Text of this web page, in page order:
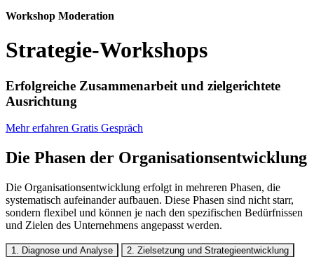
Workshop Moderation
Strategie-Workshops
Erfolgreiche Zusammenarbeit und zielgerichtete
Ausrichtung
Mehr erfahren Gratis Gespräch
Die Phasen der Organisations­entwicklung
Die Organisationsentwicklung erfolgt in mehreren Phasen, die
systematisch aufeinander aufbauen. Diese Phasen sind nicht starr,
sondern flexibel und können je nach den spezifischen Bedürfnissen
und Zielen des Unternehmens angepasst werden.
1. Diagnose und Analyse
2. Zielsetzung und Strategie­entwicklung